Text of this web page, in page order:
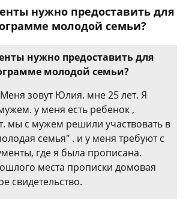
нужно предоставить для
молодой семьи?
нужно предоставить для
молодой семьи?
Меня зовут Юлия. мне 25 лет. Я
у меня есть ребенок ,
мы с мужем решили участвовать в
семья" . и у меня требуют с
где я была прописана.
места прописки домовая
свидетельство.